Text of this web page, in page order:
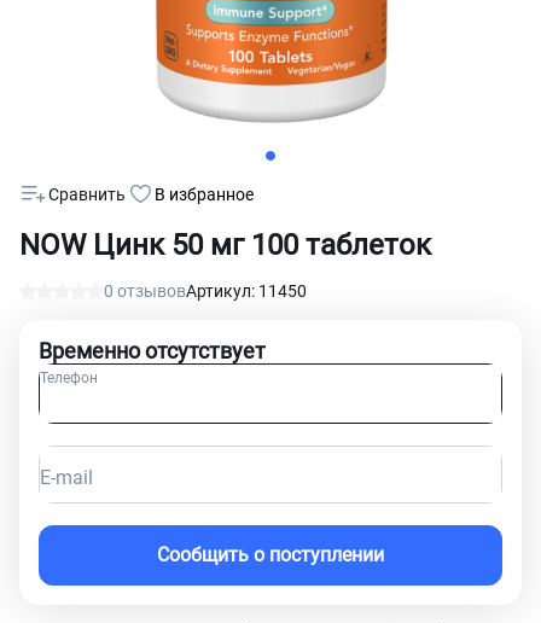
NOW Цинк 50 мг 100 таблеток
0 отзывовАртикул: 11450
Сравнить В избранное
Временно отсутствует
Телефон
E-mail
Сообщить о поступлении